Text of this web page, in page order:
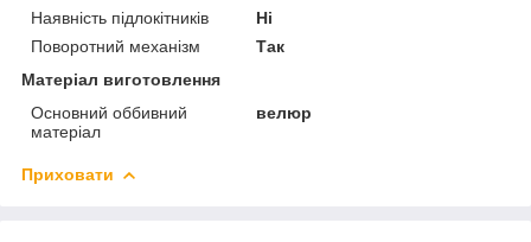
Наявність підлокітників
Ні
Поворотний механізм
Так
Матеріал виготовлення
Основний оббивний
матеріал
велюр
Приховати